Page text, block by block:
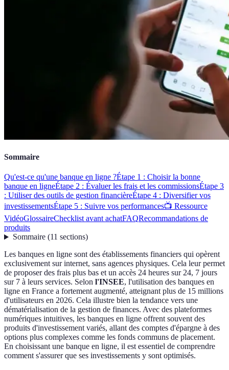
Sommaire
Qu'est-ce qu'une banque en ligne ?Étape 1 : Choisir la bonne
banque en ligneÉtape 2 : Évaluer les frais et les commissionsÉtape 3
: Utiliser des outils de gestion financièreÉtape 4 : Diversifier vos
investissementsÉtape 5 : Suivre vos performances📺 Ressource
VidéoGlossaireChecklist avant achatFAQRecommandations de
produits
Sommaire(11 sections)
Les banques en ligne sont des établissements financiers qui opèrent
exclusivement sur internet, sans agences physiques. Cela leur permet
de proposer des frais plus bas et un accès 24 heures sur 24, 7 jours
sur 7 à leurs services. Selon l'INSEE, l'utilisation des banques en
ligne en France a fortement augmenté, atteignant plus de 15 millions
d'utilisateurs en 2026. Cela illustre bien la tendance vers une
dématérialisation de la gestion de finances. Avec des plateformes
numériques intuitives, les banques en ligne offrent souvent des
produits d'investissement variés, allant des comptes d'épargne à des
options plus complexes comme les fonds communs de placement.
En choisissant une banque en ligne, il est essentiel de comprendre
comment s'assurer que ses investissements y sont optimisés.